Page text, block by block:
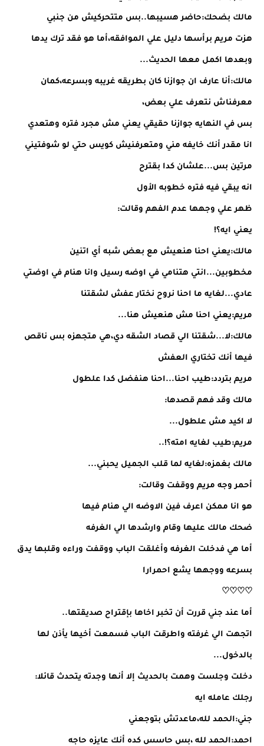
مالك بضحك:حاضر هسيبها..بس متتحركيش من جنبي
هزت مريم برأسها دليل علي الموافقه،أما هو فقد ترك يدها
وبعدها اكمل معها الحديث...
مالك:أنا عارف ان جوازنا كان بطريقه غريبه وبسرعه،كمان
معرفناش نتعرف علي بعض،
بس في النهايه جوازنا حقيقي يعني مش مجرد فتره وهتعدي
انا مقدر أنك خايفه مني ومتعرفنيش كويس حتي لو شوفتيني
مرتين بس...علشان كدا بقترح
انه يبقي فيه فتره خطوبه الأول
ظهر علي وجهها عدم الفهم وقالت:
يعني ايه؟!
مالك:يعني احنا هنعيش مع بعض شبه أي اتنين
مخطوبين...انتي هتنامي في اوضه رسيل وانا هنام في اوضتي
عادي...لغايه ما احنا نروح نختار عفش لشقتنا
مريم:يعني احنا مش هنعيش هنا...
مالك:لا...شقتنا الي قصاد الشقه دي،هي متجهزه بس ناقص
فيها أنك تختاري العفش
مريم بتردد:طيب احنا...احنا هنفضل كدا علطول
مالك وقد فهم قصدها:
لا اكيد مش علطول...
مريم:طيب لغايه امته؟!..
مالك بغمزه:لغايه لما قلب الجميل يحبني...
أحمر وجه مريم ووقفت وقالت:
هو انا ممكن اعرف فين الاوضه الي هنام فيها
ضحك مالك عليها وقام وارشدها الي الغرفه
أما هي فدخلت الغرفه وأغلقت الباب ووقفت وراءه وقلبها يدق
بسرعه ووجهها يشع احمرارا
♡♡♡♡
أما عند جني قررت أن تخبر اخاها بإقتراح صديقتها..
اتجهت الي غرفته واطرقت الباب فسمعت أخيها يأذن لها
بالدخول...
دخلت وجلست وهمت بالحديث إلا أنها وجدته يتحدث قائلا:
رجلك عامله ايه
جني:الحمد لله،ماعدتش بتوجعني
احمد:الحمد لله ،بس حاسس كده أنك عايزه حاجه